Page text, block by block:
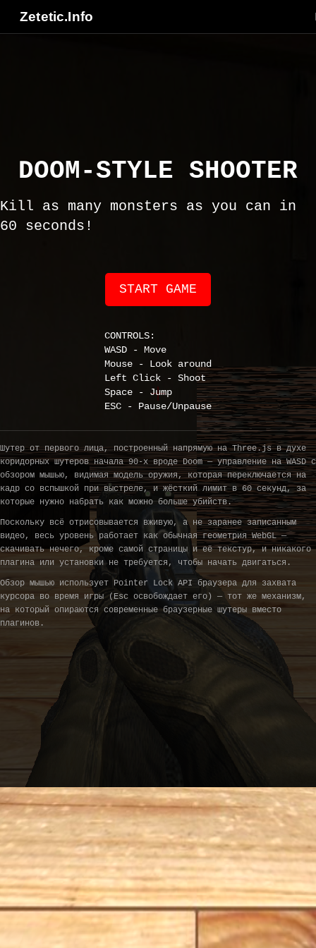
Zetetic.Info
Score: 0
DOOM-STYLE SHOOTER
Kill as many monsters as you can in
60 seconds!
START GAME
CONTROLS:
WASD - Move
Mouse - Look around
Left Click - Shoot
Space - Jump
ESC - Pause/Unpause
Шутер от первого лица, построенный напрямую на Three.js в духе
коридорных шутеров начала 90-х вроде Doom — управление на WASD с
обзором мышью, видимая модель оружия, которая переключается на
кадр со вспышкой при выстреле, и жёсткий лимит в 60 секунд, за
которые нужно набрать как можно больше убийств.
Поскольку всё отрисовывается вживую, а не заранее записанным
видео, весь уровень работает как обычная геометрия WebGL —
скачивать нечего, кроме самой страницы и её текстур, и никакого
плагина или установки не требуется, чтобы начать двигаться.
Обзор мышью использует Pointer Lock API браузера для захвата
курсора во время игры (Esc освобождает его) — тот же механизм,
на который опираются современные браузерные шутеры вместо
плагинов.